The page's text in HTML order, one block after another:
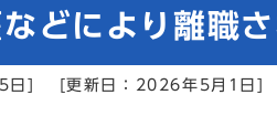
どにより離職
日] [更新日：2026年5月1日]